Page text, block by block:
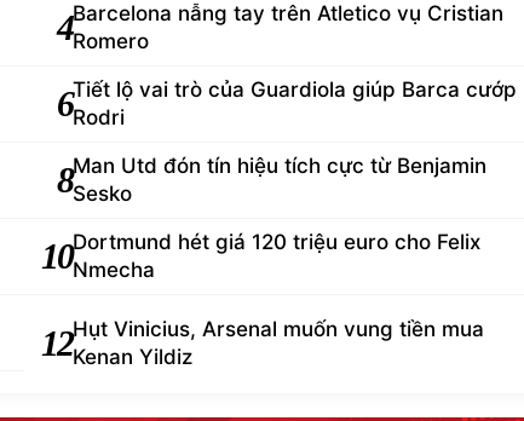
4Barcelona nẫng tay trên Atletico vụ Cristian
Romero
6Tiết lộ vai trò của Guardiola giúp Barca cướp
Rodri
8Man Utd đón tín hiệu tích cực từ Benjamin
Sesko
10Dortmund hét giá 120 triệu euro cho Felix
Nmecha
12Hụt Vinicius, Arsenal muốn vung tiền mua
Kenan Yildiz